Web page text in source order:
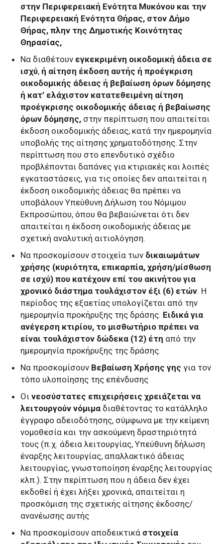
στην Περιφερειακή Ενότητα Μυκόνου και την
Περιφερειακή Ενότητα Θήρας, στον Δήμο
Θήρας, πλην της Δημοτικής Κοινότητας
Θηρασίας,
Να διαθέτουν εγκεκριμένη οικοδομική άδεια σε
ισχύ, ή αίτηση έκδοση αυτής ή προέγκριση
οικοδομικής άδειας ή βεβαίωση όρων δόμησης
ή κατ’ ελάχιστον κατατεθειμένη αίτηση
προέγκρισης οικοδομικής άδειας ή βεβαίωσης
όρων δόμησης, στην περίπτωση που απαιτείται
έκδοση οικοδομικής άδειας, κατά την ημερομηνία
υποβολής της αίτησης χρηματοδότησης. Στην
περίπτωση που στο επενδυτικό σχέδιο
προβλέπονται δαπάνες για κτιριακές και λοιπές
εγκαταστάσεις, για τις οποίες δεν απαιτείται η
έκδοση οικοδομικής άδειας θα πρέπει να
υποβάλουν Υπεύθυνη Δήλωση του Νόμιμου
Εκπροσώπου, όπου θα βεβαιώνεται ότι δεν
απαιτείται η έκδοση οικοδομικής άδειας με
σχετική αναλυτική αιτιολόγηση.
Να προσκομίσουν στοιχεία των δικαιωμάτων
χρήσης (κυριότητα, επικαρπία, χρήση/μίσθωση
σε ισχύ) που κατέχουν επί του ακινήτου για
χρονικό διάστημα τουλάχιστον έξι (6) ετών. Η
περίοδος της εξαετίας υπολογίζεται από την
ημερομηνία προκήρυξης της δράσης. Ειδικά για
ανέγερση κτιρίου, το μισθωτήριο πρέπει να
είναι τουλάχιστον δώδεκα (12) έτη από την
ημερομηνία προκήρυξης της δράσης.
Να προσκομίσουν Βεβαίωση Χρήσης γης για τον
τόπο υλοποίησης της επένδυσης
Οι νεοσύστατες επιχειρήσεις χρειάζεται να
λειτουργούν νόμιμα διαθέτοντας το κατάλληλο
έγγραφο αδειοδότησης, σύμφωνα με την κείμενη
νομοθεσία και την ασκούμενη δραστηριότητά
τους (π.χ. άδεια λειτουργίας, Υπεύθυνη δήλωση
έναρξης λειτουργίας, απαλλακτικό άδειας
λειτουργίας, γνωστοποίηση έναρξης λειτουργίας
κλπ.). Στην περίπτωση που η άδεια δεν έχει
εκδοθεί ή έχει λήξει χρονικά, απαιτείται η
προσκόμιση της σχετικής αίτησης έκδοσης/
ανανέωσης αυτής
Να προσκομίσουν αποδεικτικά στοιχεία